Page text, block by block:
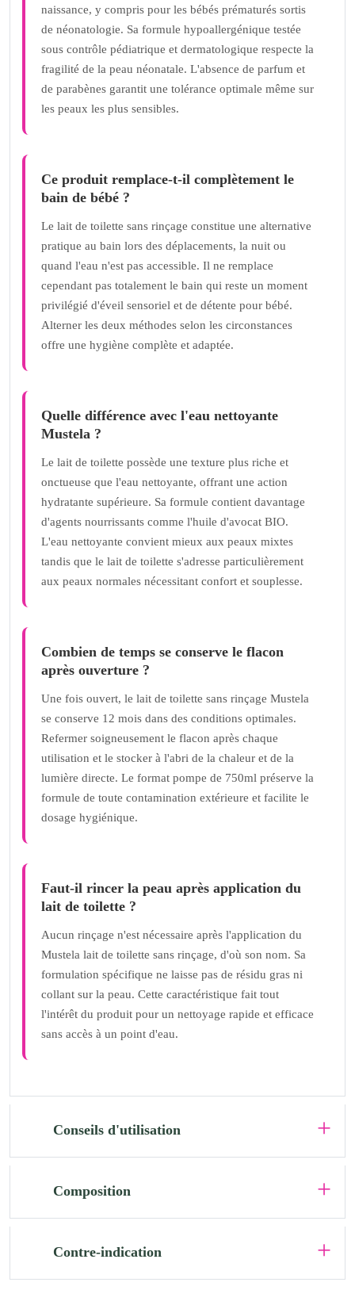
naissance, y compris pour les bébés prématurés sortis
de néonatologie. Sa formule hypoallergénique testée
sous contrôle pédiatrique et dermatologique respecte la
fragilité de la peau néonatale. L'absence de parfum et
de parabènes garantit une tolérance optimale même sur
les peaux les plus sensibles.
Ce produit remplace-t-il complètement le
bain de bébé ?
Le lait de toilette sans rinçage constitue une alternative
pratique au bain lors des déplacements, la nuit ou
quand l'eau n'est pas accessible. Il ne remplace
cependant pas totalement le bain qui reste un moment
privilégié d'éveil sensoriel et de détente pour bébé.
Alterner les deux méthodes selon les circonstances
offre une hygiène complète et adaptée.
Quelle différence avec l'eau nettoyante
Mustela ?
Le lait de toilette possède une texture plus riche et
onctueuse que l'eau nettoyante, offrant une action
hydratante supérieure. Sa formule contient davantage
d'agents nourrissants comme l'huile d'avocat BIO.
L'eau nettoyante convient mieux aux peaux mixtes
tandis que le lait de toilette s'adresse particulièrement
aux peaux normales nécessitant confort et souplesse.
Combien de temps se conserve le flacon
après ouverture ?
Une fois ouvert, le lait de toilette sans rinçage Mustela
se conserve 12 mois dans des conditions optimales.
Refermer soigneusement le flacon après chaque
utilisation et le stocker à l'abri de la chaleur et de la
lumière directe. Le format pompe de 750ml préserve la
formule de toute contamination extérieure et facilite le
dosage hygiénique.
Faut-il rincer la peau après application du
lait de toilette ?
Aucun rinçage n'est nécessaire après l'application du
Mustela lait de toilette sans rinçage, d'où son nom. Sa
formulation spécifique ne laisse pas de résidu gras ni
collant sur la peau. Cette caractéristique fait tout
l'intérêt du produit pour un nettoyage rapide et efficace
sans accès à un point d'eau.
Conseils d'utilisation
Composition
Contre-indication